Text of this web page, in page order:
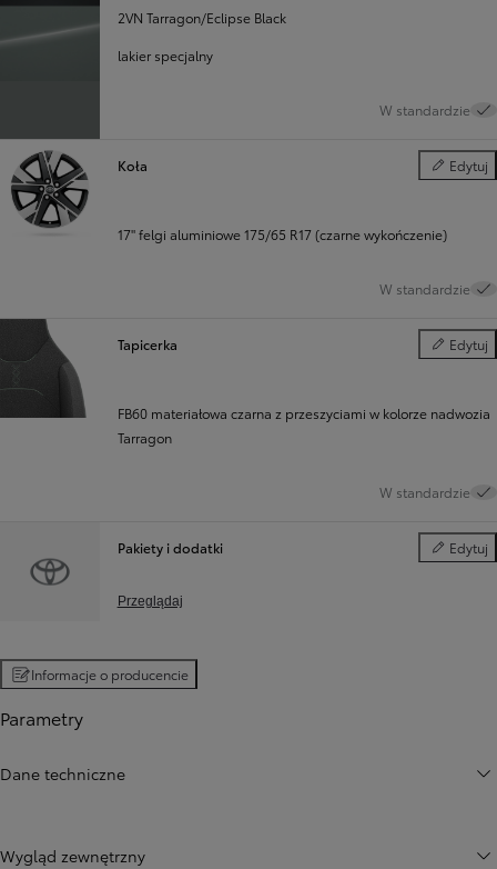
2VN Tarragon/Eclipse Black
lakier specjalny
W standardzie
Koła Edytuj
Koła
17" felgi aluminiowe 175/65 R17 (czarne wykończenie)
W standardzie
Tapicerka Edytuj
Tapicerka
FB60 materiałowa czarna z przeszyciami w kolorze nadwozia
Tarragon
W standardzie
Pakiety i dodatki Edytuj
Pakiety i
Przeglądaj
Informacje o producencie
Parametry
Dane techniczne
Wygląd zewnętrzny